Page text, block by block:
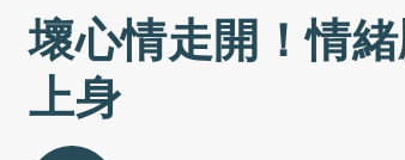
壞心情走開！情
上身